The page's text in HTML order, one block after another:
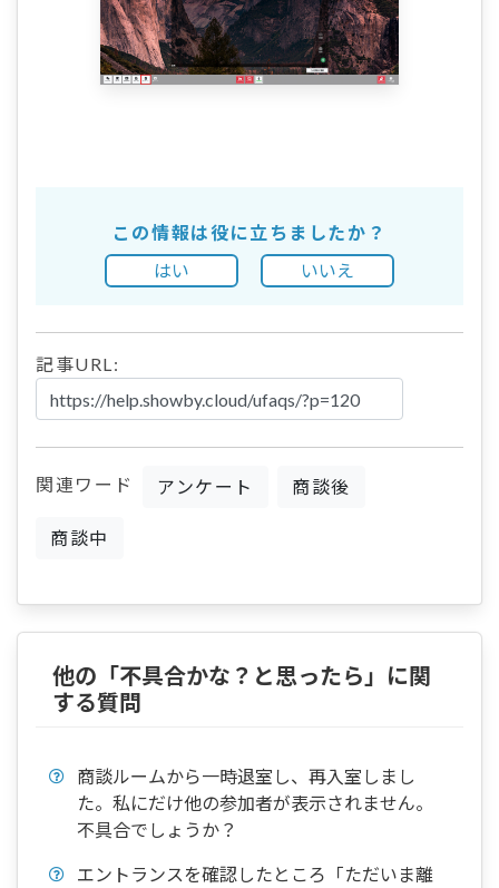
この情報は役に立ちましたか？
はい
いいえ
記事URL:
関連ワード アンケート 商談後
商談中
他の「不具合かな？と思ったら」に関
する質問
商談ルームから一時退室し、再入室しまし
た。私にだけ他の参加者が表示されません。
不具合でしょうか？
エントランスを確認したところ「ただいま離